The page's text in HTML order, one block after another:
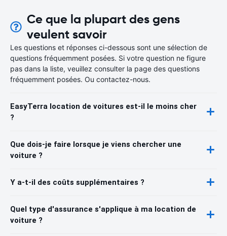
Ce que la plupart des gens
veulent savoir
Les questions et réponses ci-dessous sont une sélection de
questions fréquemment posées. Si votre question ne figure
pas dans la liste, veuillez consulter la page des questions
fréquemment posées. Ou contactez-nous.
EasyTerra location de voitures est-il le moins cher
?
Que dois-je faire lorsque je viens chercher une
voiture ?
Y a-t-il des coûts supplémentaires ?
Quel type d'assurance s'applique à ma location de
voiture ?